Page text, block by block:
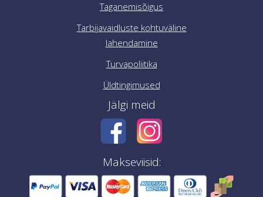
Taganemisõigus
Tarbijavaidluste kohtuväline
lahendamine
Turvapoliitika
Üldtingimused
Jälgi meid
Makseviisid: